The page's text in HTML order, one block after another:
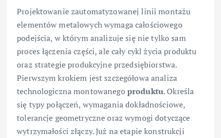
Projektowanie zautomatyzowanej linii montażu
elementów metalowych wymaga całościowego
podejścia, w którym analizuje się nie tylko sam
proces łączenia części, ale cały cykl życia produktu
oraz strategie produkcyjne przedsiębiorstwa.
Pierwszym krokiem jest szczegółowa analiza
technologiczna montowanegoproduktu. Określa
się typy połączeń, wymagania dokładnościowe,
tolerancje geometryczne oraz wymogi dotyczące
wytrzymałości złączy. Już na etapie konstrukcji